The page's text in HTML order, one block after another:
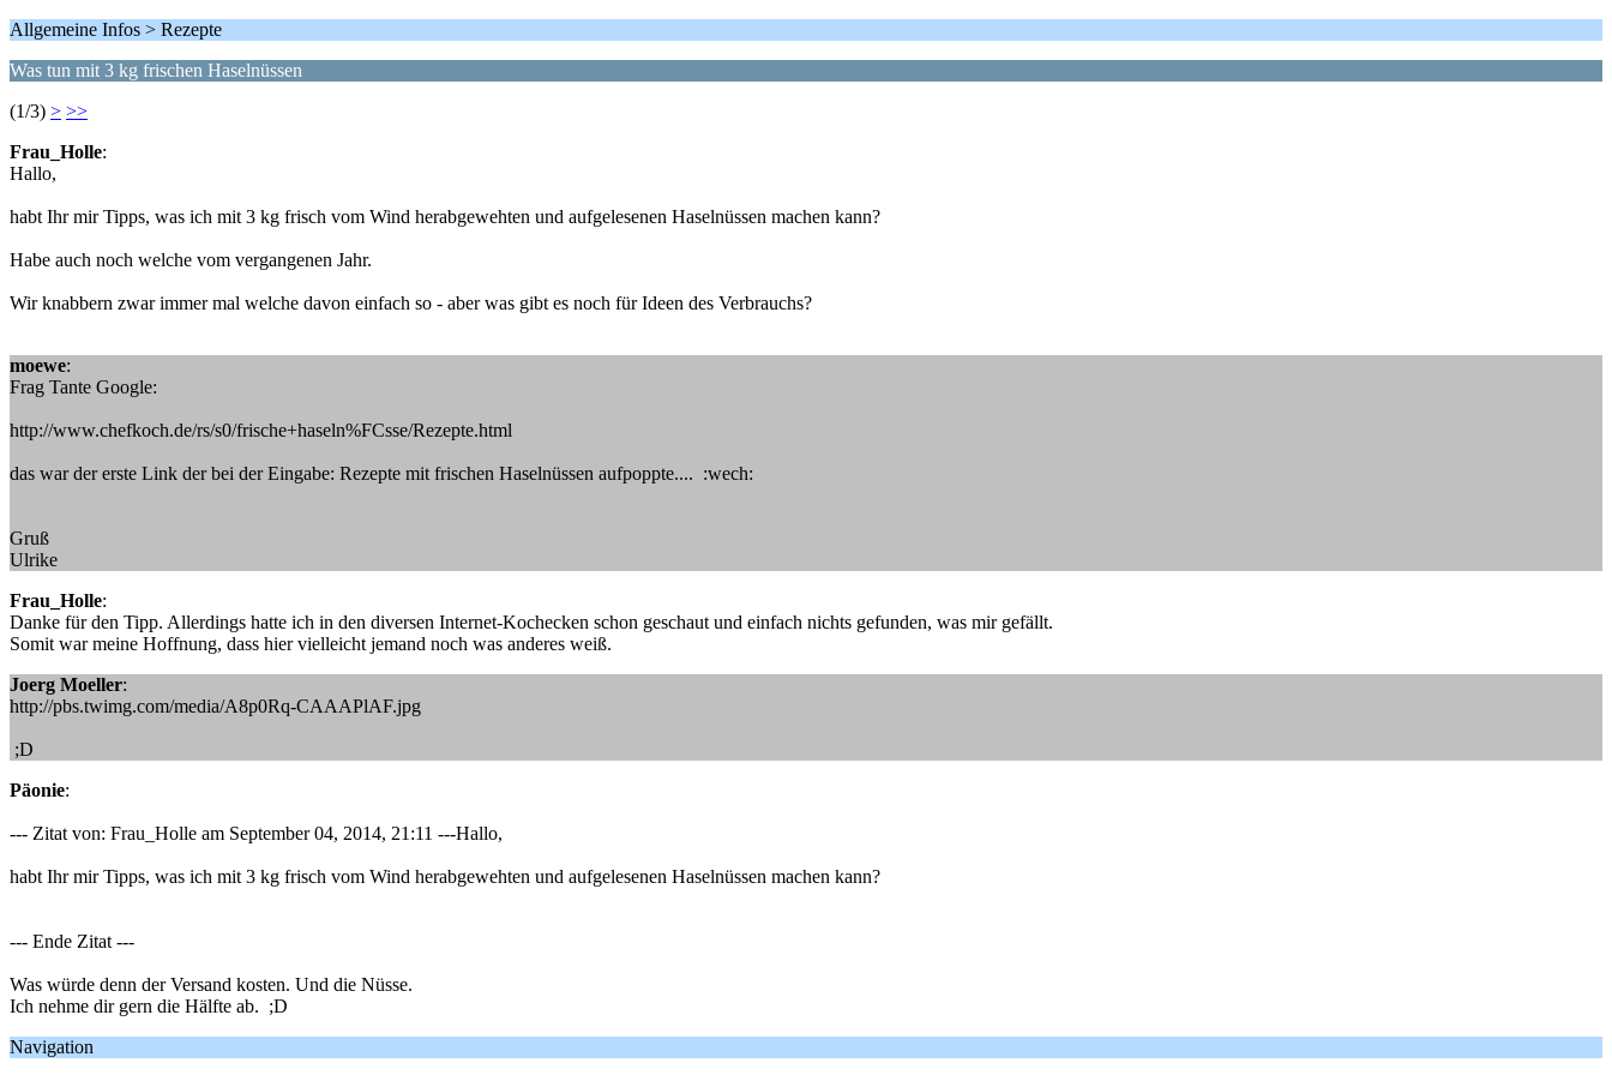
Allgemeine Infos > Rezepte
Was tun mit 3 kg frischen Haselnüssen
(1/3) > >>
Frau_Holle:
Hallo,
habt Ihr mir Tipps, was ich mit 3 kg frisch vom Wind herabgewehten und aufgelesenen Haselnüssen machen kann?
Habe auch noch welche vom vergangenen Jahr.
Wir knabbern zwar immer mal welche davon einfach so - aber was gibt es noch für Ideen des Verbrauchs?
moewe:
Frag Tante Google:
http://www.chefkoch.de/rs/s0/frische+haseln%FCsse/Rezepte.html
das war der erste Link der bei der Eingabe: Rezepte mit frischen Haselnüssen aufpoppte.... :wech:
Gruß
Ulrike
Frau_Holle:
Danke für den Tipp. Allerdings hatte ich in den diversen Internet-Kochecken schon geschaut und einfach nichts gefunden, was mir gefällt.
Somit war meine Hoffnung, dass hier vielleicht jemand noch was anderes weiß.
Joerg Moeller:
http://pbs.twimg.com/media/A8p0Rq-CAAAPlAF.jpg
;D
Päonie:
--- Zitat von: Frau_Holle am September 04, 2014, 21:11 ---Hallo,
habt Ihr mir Tipps, was ich mit 3 kg frisch vom Wind herabgewehten und aufgelesenen Haselnüssen machen kann?
--- Ende Zitat ---
Was würde denn der Versand kosten. Und die Nüsse.
Ich nehme dir gern die Hälfte ab. ;D
Navigation